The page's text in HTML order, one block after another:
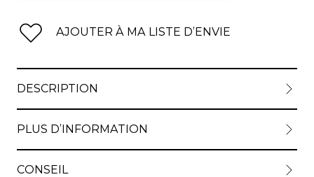
AJOUTER À MA LISTE D’ENVIE
DESCRIPTION
PLUS D’INFORMATION
CONSEIL